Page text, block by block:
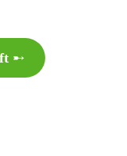
➸